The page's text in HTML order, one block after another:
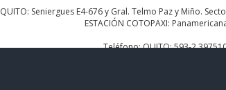
QUITO: Seniergues E4-676 y Gral. Telmo Paz y Miño.
ESTACIÓN COTOPAXI:
Teléfono: QUITO: 593-2